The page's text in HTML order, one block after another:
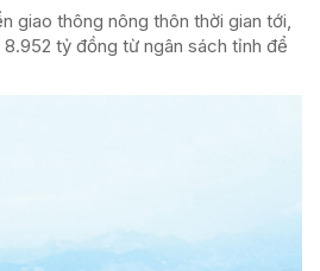
giao thông nông thôn thời gian tới,
tỷ đồng từ ngân sách tỉnh để